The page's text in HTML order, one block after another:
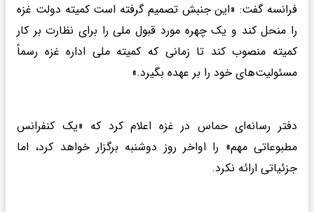
فرانسه گفت: «این جنبش تصمیم گرفته است کمیته دولت غزه
را منحل کند و یک چهره مورد قبول ملی را برای نظارت بر کار
کمیته منصوب کند تا زمانی که کمیته ملی اداره غزه رسماً
مسئولیت‌های خود را بر عهده بگیرد.»
دفتر رسانه‌ای حماس در غزه اعلام کرد که «یک کنفرانس
مطبوعاتی مهم» را اواخر روز دوشنبه برگزار خواهد کرد، اما
جزئیاتی ارائه نکرد.